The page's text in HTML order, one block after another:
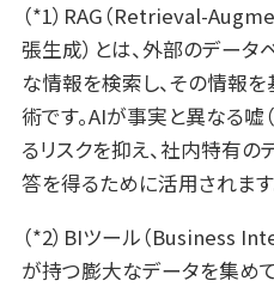
（*1）RAG（Retrieval-
張生成）とは、外部のデー
な情報を検索し、その情報
術です。AIが事実と異なる嘘
るリスクを抑え、社内特有
答を得るために活用されます
（*2）BIツール（Business
が持つ膨大なデータを集め